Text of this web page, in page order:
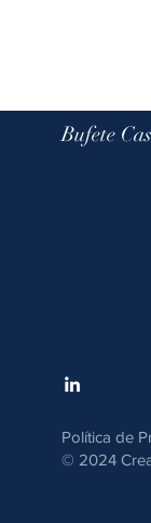
Bufete
Política de
© 2024